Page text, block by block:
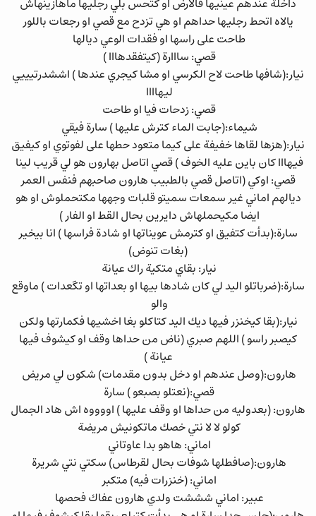
داخلة عندهم عينيها فالارض او كتحس بلي رجليها ماهازينهاش
يالاه اتحط رجليها حداهم او هي تزدح مع قصي او رجعات باللور
طاحت على راسها او فقدات الوعي ديالها
قصي: سااارة (كيتفقدهااا )
نيار:(شافها طاحت لاح الكرسي او مشا كيجري عندها ) اششدرتيييي
ليهاااا
قصي: زدحات فيا او طاحت
شيماء:(جابت الماء كترش عليها ) سارة فيقي
نيار:(هزها لقاها خفيفة على كيما متعود حطها على لفوتوي او كيفيق
فيهااا كان باين عليه الخوف ) قصي اتاصل بهارون هو لي قريب لينا
قصي: اوكي (اتاصل قصي بالطبيب هارون صاحبهم فنفس العمر
ديالهم اماني غير سمعات سميتو قلبات وجهها مكتحملوش او هو
ايضا مكيحملهاش دايرين بحال القط او الفار )
سارة:(بدأت كتفيق او كترمش عويناتها او شادة فراسها ) انا بيخير
(بغات تنوض)
نيار: بقاي متكية راك عيانة
سارة:(ضرباتلو اليد لي كان شادها بيها او بعداتها او تگعدات ) ماوقع
والو
نيار:(بقا كيخنزر فيها ديك اليد كتاكلو بغا اخشيها فكمارتها ولكن
كيصبر راسو ) اللهم صبري (ناض من حداها وقف او كيشوف فيها
عيانة )
هارون:(وصل عندهم او دخل بدون مقدمات) شكون لي مريض
قصي:(نعتلو بصبعو ) سارة
هارون: (بعدوليه من حداها او وقف عليها ) اووووه اش هاد الجمال
كولو لا لا نتي خصك ماتكونيش مريضة
اماني: هاهو بدا عاوتاني
هارون:(صافطلها شوفات بحال لقرطاس) سكتي نتي شريرة
اماني: (خنزرات فيه) متكبر
عبير: اماني شششت ولدي هارون عفاك فحصها